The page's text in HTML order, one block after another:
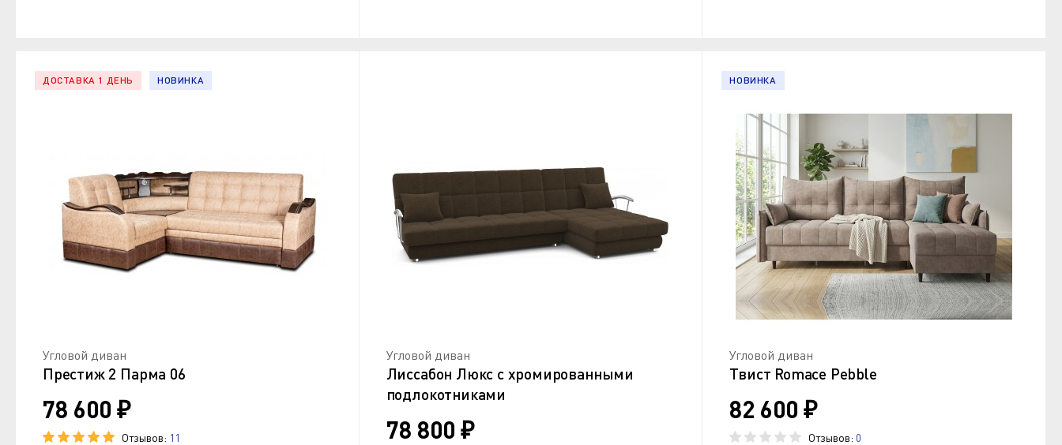
Угловой диван
Престиж 2 Парма 06
78 600 ₽
Отзывов: 11
ДОСТАВКА 1 ДЕНЬ НОВИНКА
Угловой диван
Лиссабон Люкс с хромированными
подлокотниками
78 800 ₽
Угловой диван
Твист Romace Pebble
82 600 ₽
Отзывов: 0
НОВИНКА